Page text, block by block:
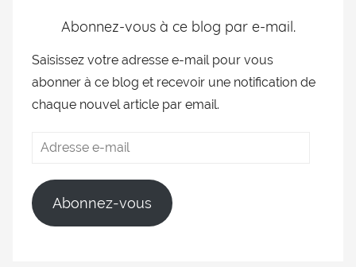
Abonnez-vous à ce blog par e-mail.
Saisissez votre adresse e-mail pour vous
abonner à ce blog et recevoir une notification de
chaque nouvel article par email.
Abonnez-vous